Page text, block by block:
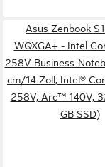
Asus Zenbook
WQXGA+ - Intel
258V Business-
cm/14 Zoll, Intel®
258V, Arc™ 140V,
GB SSD)